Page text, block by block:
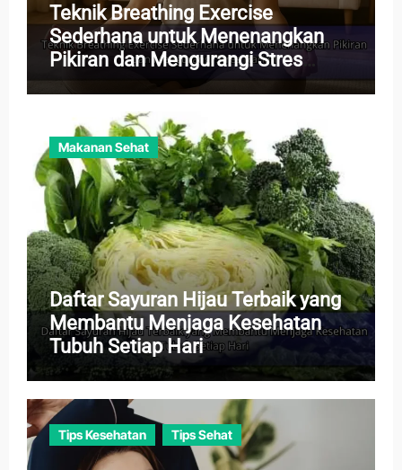
Teknik Breathing Exercise
Sederhana untuk Menenangkan
Pikiran dan Mengurangi Stres
Harian
Makanan Sehat
Daftar Sayuran Hijau Terbaik yang
Membantu Menjaga Kesehatan
Tubuh Setiap Hari
Tips Kesehatan Tips Sehat